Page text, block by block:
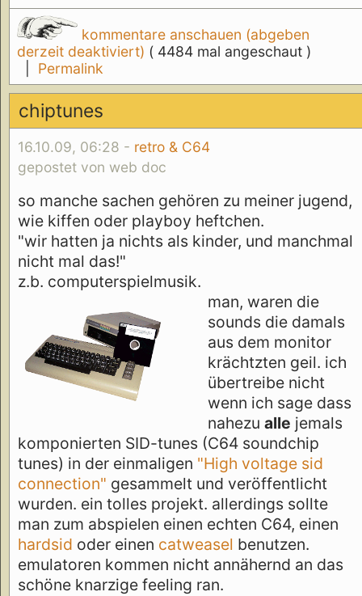
kommentare anschauen (abgeben
derzeit deaktiviert) ( 4484 mal angeschaut )
Permalink
chiptunes
16.10.09, 06:28 - retro & C64
gepostet von web doc
so manche sachen gehören zu meiner jugend,
wie kiffen oder playboy heftchen.
"wir hatten ja nichts als kinder, und manchmal
nicht mal das!"
z.b. computerspielmusik.
man, waren die
sounds die damals
aus dem monitor
krächtzten geil. ich
übertreibe nicht
wenn ich sage dass
nahezu alle jemals
komponierten SID-tunes (C64 soundchip
tunes) in der einmaligen "High voltage sid
connection" gesammelt und veröffentlicht
wurden. ein tolles projekt. allerdings sollte
man zum abspielen einen echten C64, einen
hardsid oder einen catweasel benutzen.
emulatoren kommen nicht annähernd an das
schöne knarzige feeling ran.